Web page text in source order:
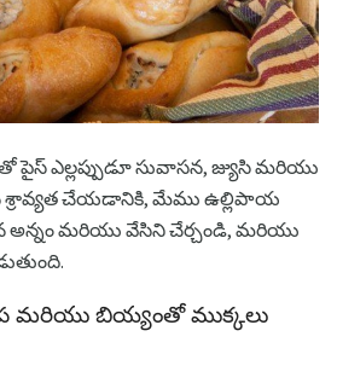
తో పైస్ ఎల్లప్పుడూ సువాసన, జ్యుసి మరియు
శ్రావ్యత చేయడానికి, మేము ఉల్లిపాయ
అన్నం మరియు వేసిని చేర్చండి, మరియు
మరియు బియ్యంతో ముక్కలు